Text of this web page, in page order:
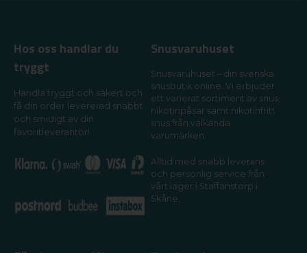
Hos oss handlar du
tryggt
Handla tryggt och säkert och
få din order levererad snabbt
och smidigt av din
favoritleverantör!
Snusvaruhuset
Snusvaruhuset – din svenska
snusbutik online. Vi erbjuder
ett varierat sortiment av snus,
nikotinpåsar samt nikotinfritt
snus från välkända
varumärken.
Alltid med snabb leverans
och personlig service från
vårt lager i Staffanstorp i
Skåne.